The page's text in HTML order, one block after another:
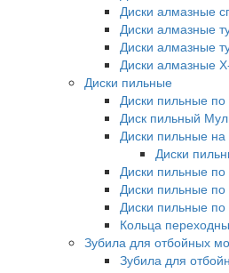
Диски алмазные
Диски алмазные
Диски алмазные
Диски алмазные
Диски пильные
Диски пильные
Диск пильный
Диски пильные
Диски
Диски пильные
Диски пильные по
Диски пильные
Кольца
Зубила для отбойных
Зубила для